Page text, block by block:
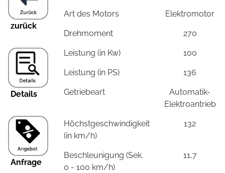
zurück
Details
Anfrage
Art des Motors Elektromotor
Drehmoment 270
Leistung (in Kw) 100
Leistung (in PS) 136
Getriebeart
Automatik-
Elektroantrieb
Höchstgeschwindigkeit
(in km/h)
132
Beschleunigung (Sek.
0 - 100 km/h)
11,7